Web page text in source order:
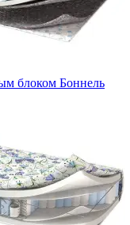
блоком Боннель